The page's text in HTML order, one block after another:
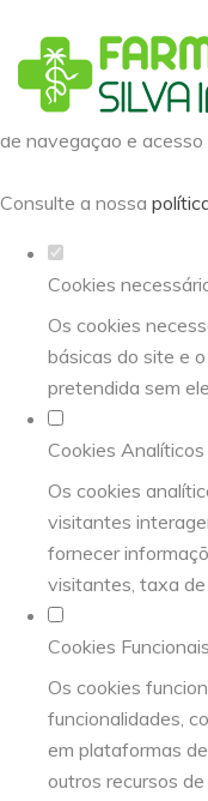
Defina as
cookies
Este website utiliza
analíticos e funcionais,
de navegação e
Consulte a nossa
Cookies
Os cookies
básicas do site e
pretendida sem
Cookies Analíticos
Os cookies
visitantes
fornecer
visitantes, taxa
Cookies Funcionais
Os cookies
funcionalidades,
em plataformas
outros recursos